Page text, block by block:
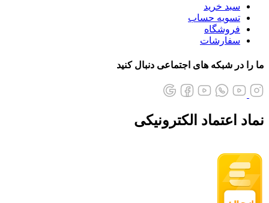
سبد خرید
تسویه حساب
فروشگاه
سفارشات
ما را در شبکه های اجتماعی دنبال کنید
نماد اعتماد الکترونیکی